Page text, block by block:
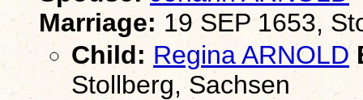
Marriage: 19 SEP 1653,
Child: Regina ARNOLD
Stollberg, Sachsen